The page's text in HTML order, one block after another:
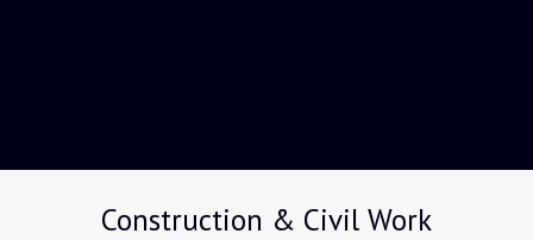
Construction & Civil Work